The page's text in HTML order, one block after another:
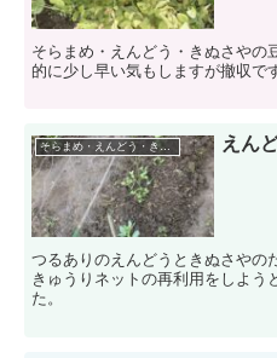
そらまめ・えんどう・きぬさやの
的に少し早い気もしますが撤収で
そらまめ・えんどう・きぬさや えん
つるありのえんどうときぬさやの
きゅうりネットの再利用をしよう
た。